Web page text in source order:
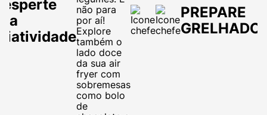
não para
por aí!
Explore
também o
lado doce
da sua air
fryer com
sobremesas
como bolo
de
PREPARE